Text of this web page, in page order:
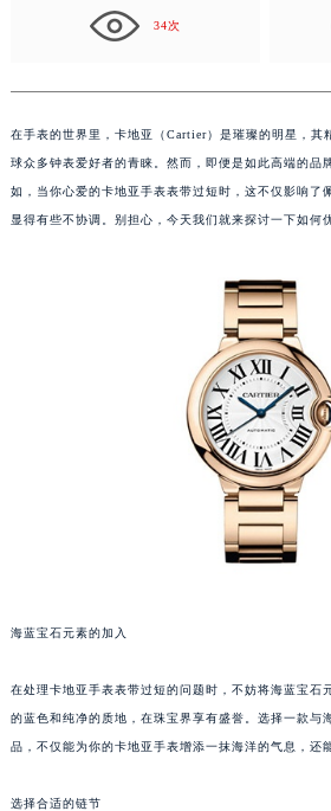
34次
在手表的世界里，卡地亚（Cartier）是璀璨的明星，其
球众多钟表爱好者的青睐。然而，即便是如此高端的品
如，当你心爱的卡地亚手表表带过短时，这不仅影响了
显得有些不协调。别担心，今天我们就来探讨一下如何
海蓝宝石元素的加入
在处理卡地亚手表表带过短的问题时，不妨将海蓝宝石
的蓝色和纯净的质地，在珠宝界享有盛誉。选择一款与
品，不仅能为你的卡地亚手表增添一抹海洋的气息，还
选择合适的链节